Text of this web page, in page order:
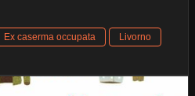
Ex caserma occupata
Livorno